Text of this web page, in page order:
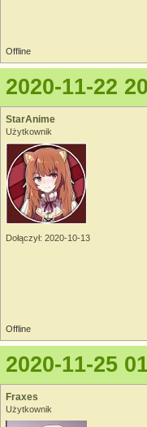
Offline
2020-11-22
StarAnime
Użytkownik
Dołączył: 2020-10-13
Offline
2020-11-25
Fraxes
Użytkownik